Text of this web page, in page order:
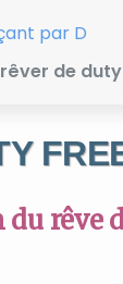
par D
de
rêve